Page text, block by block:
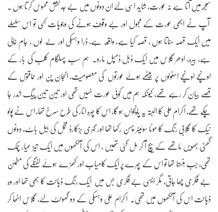
سمجھ میں آتا ہے نہ عورت، شاید اسی لئے ان دونوں میں بے جد کشش محسوس کرتا ہوں ۔
آپ نے ابھی عورت کے مجہول اور بے وقوف ہونے کی وجوہات کہی تو اس سلسلے
میں ایک قصہ سناتا ہوں ، قصہ کیا ہے، واقعہ ہے، ذرا وہسکی اور لے لوں ، جام خالی
ہے، بیرہ، ادھر گلاس میں ایک ڈبل ڈمپل مارو۔ ہم سب پہلگام کلب کی بار کے
اونچے اونچے اسٹولوں پر بیٹھے ہوئے عورتوں کی معصومیت، انجان پن اور حماقتوں کے
قصے بیان کر رہے تھے، کیونکہ ہم میں کوئی عورت نہیں تھی اور تین تین پیگ اندر جا
چکے تھے، ا کرام علی کا البتہ یہ پانچواں ہو گا، اس کا چہرہ انار کی طرح سرخ تھا، اس نے پولو
نیک کا گلابی رنگ کا موٹا سوئیٹر پہن رکھا تھا اور گہری بزکارڈ مخمل کی بیل باٹ، دونوں
گھنی بھویں ماتھے کے بیچ آ کر مل گئی تھیں ، اس کی آنکھوں میں ایک تیز عیار چمک
تھی، جب ہنستا تھا تو اس کے چہرے پر ایک کامیاب اور کھڑے ہوئے لفنگے کی مطمئن
بے فکری چھا جاتی، مگر ایسی بے فکری جس میں ایک رنگ ذہانت کا بھی تھا اور وہ
ذہانت اس کی آنکھوں میں تھی۔ ا کرام علی وہسکی کے دو گھونٹ لئے، گلاس اٹھا کر